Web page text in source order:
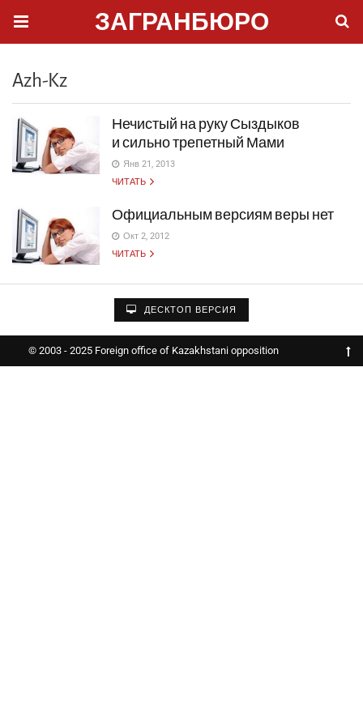
ЗАГРАНБЮРО
Azh-Kz
Нечистый на руку Сыздыков
и сильно трепетный Мами
Янв 21, 2013
ЧИТАТЬ
Официальным версиям веры нет
Окт 2, 2012
ЧИТАТЬ
ДЕСКТОП ВЕРСИЯ
© 2003 - 2025 Foreign office of Kazakhstani opposition